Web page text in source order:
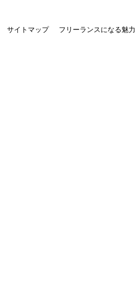
サイトマップ フリーランスになる魅力